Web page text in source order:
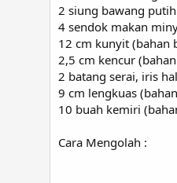
2 siung bawang
4 sendok makan
12 cm kunyit (bahan
2,5 cm kencur
2 batang serai, iris
9 cm lengkuas
10 buah kemiri
Cara Mengolah :